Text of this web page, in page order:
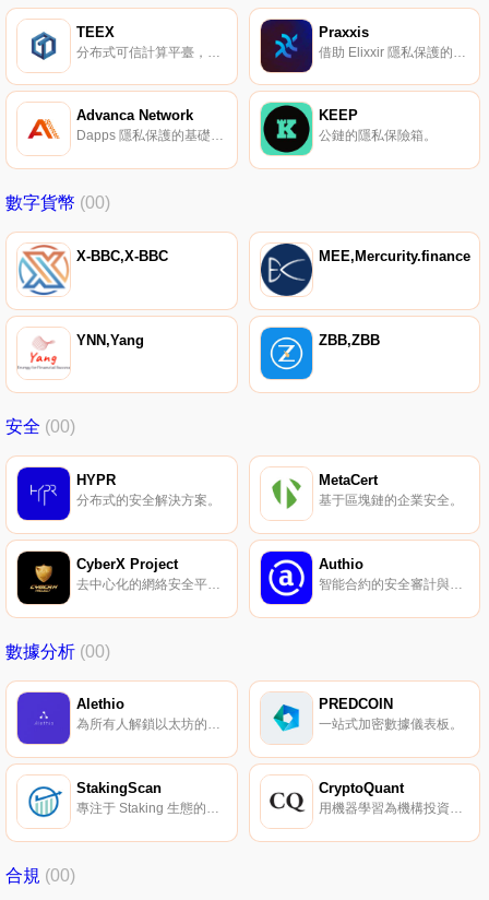
TEEX Praxxis
Advanca Network
Dapps 隱私保護的基礎結構。
KEEP
公鏈的隱私保險箱。
數字貨幣 (00)
X-BBC,X-BBC MEE,Mercurity.finance
YNN,Yang ZBB,ZBB
安全 (00)
HYPR
分布式的安全解決方案。
MetaCert
基于區塊鏈的企業安全。
CyberX Project
去中心化的網絡安全平臺。
Authio
智能合約的安全審計與開發。
數據分析 (00)
Alethio
為所有人解鎖以太坊的區塊鏈數據。
PREDCOIN
一站式加密數據儀表板。
StakingScan
專注于 Staking 生態的數據分析平臺。
CryptoQuant
用機器學習為機構投資者提供全面的鏈上數據分析。
合規 (00)